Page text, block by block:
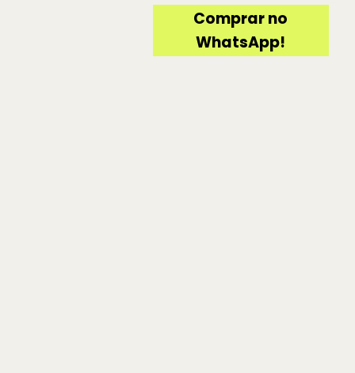
Comprar no
WhatsApp!